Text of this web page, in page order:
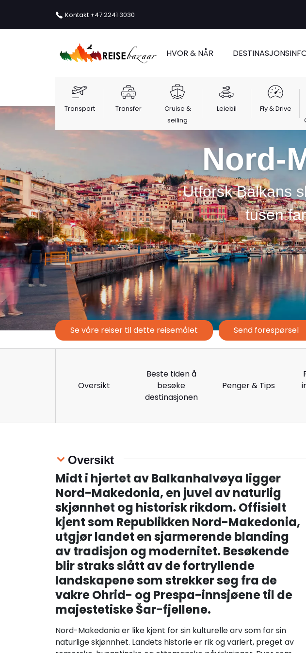
Kontakt +47 2241 3030
HVOR & NÅR
Transport Transfer
Cruise &
seiling
Leiebil Fly & Drive
Nord-
Utforsk Balkans
tusen
Se våre reiser til dette reisemålet Send forespørsel
Oversikt
Beste tiden å
besøke
destinasjonen
Penger & Tips
Oversikt
Midt i hjertet av Balkanhalvøya ligger
Nord-Makedonia, en juvel av naturlig
skjønnhet og historisk rikdom. Offisielt
kjent som Republikken Nord-Makedonia,
utgjør landet en sjarmerende blanding
av tradisjon og modernitet. Besøkende
blir straks slått av de fortryllende
landskapene som strekker seg fra de
vakre Ohrid- og Prespa-innsjøene til de
majestetiske Šar-fjellene.
Nord-Makedonia er like kjent for sin kulturelle arv som for sin
naturlige skjønnhet. Landets historie er rik og variert, preget av